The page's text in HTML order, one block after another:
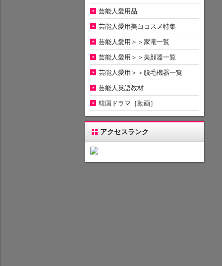
芸能人愛用品
芸能人愛用美白コスメ特集
芸能人愛用＞＞家電一覧
芸能人愛用＞＞美顔器一覧
芸能人愛用＞＞脱毛機器一覧
芸能人英語教材
韓国ドラマ［動画］
アクセスランク